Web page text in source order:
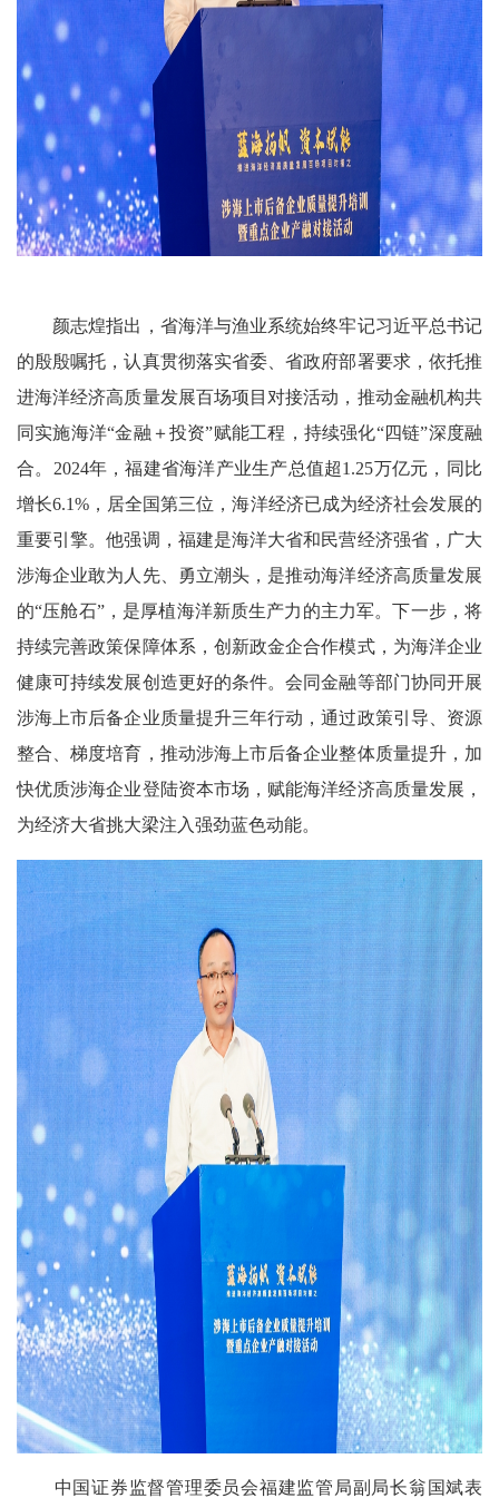
颜志煌指出，省海洋与渔业系统始终牢记习近平总书记
的殷殷嘱托，认真贯彻落实省委、省政府部署要求，依托推
进海洋经济高质量发展百场项目对接活动，推动金融机构共
同实施海洋“金融＋投资”赋能工程，持续强化“四链”深度融
合。2024年，福建省海洋产业生产总值超1.25万亿元，同比
增长6.1%，居全国第三位，海洋经济已成为经济社会发展的
重要引擎。他强调，福建是海洋大省和民营经济强省，广大
涉海企业敢为人先、勇立潮头，是推动海洋经济高质量发展
的“压舱石”，是厚植海洋新质生产力的主力军。下一步，将
持续完善政策保障体系，创新政金企合作模式，为海洋企业
健康可持续发展创造更好的条件。会同金融等部门协同开展
涉海上市后备企业质量提升三年行动，通过政策引导、资源
整合、梯度培育，推动涉海上市后备企业整体质量提升，加
快优质涉海企业登陆资本市场，赋能海洋经济高质量发展，
为经济大省挑大梁注入强劲蓝色动能。
中国证券监督管理委员会福建监管局副局长翁国斌表